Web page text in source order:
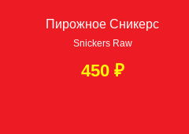
Пирожное Сникерс
Snickers Raw
450 ₽
ЗАКАЖИ НА САЙТЕ СЕЙЧАС!
ПОЗВОНИ